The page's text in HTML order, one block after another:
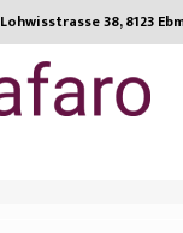
Lohwisstrasse 38, 8123